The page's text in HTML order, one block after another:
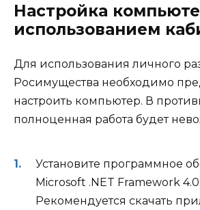
Настройка
использованием
Для использования личного
Росимущества необходимо
настроить компьютер. В
полноценная работа будет
Установите программное
Microsoft .NET Framework 4.0.
Рекомендуется скачать